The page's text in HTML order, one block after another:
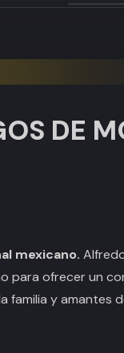
DE
mexicano.
para ofrecer un
familia y amantes